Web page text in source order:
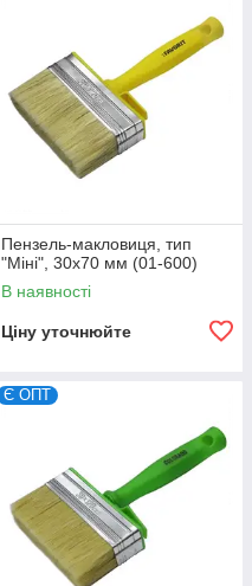
Пензель-макловиця, тип
"Міні", 30х70 мм (01-600)
В наявності
Ціну уточнюйте
Є ОПТ